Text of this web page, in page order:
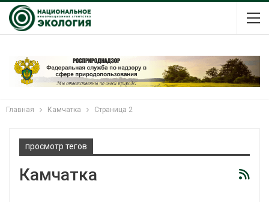
Главная Камчатка Страница 2
просмотр тегов
Камчатка